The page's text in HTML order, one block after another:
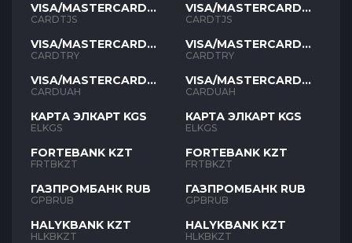
VISA/MASTERCARD
TJS
CARDTJS
VISA/MASTERCARD
TYR
CARDTRY
VISA/MASTERCARD
UAH
CARDUAH
КАРТА ЭЛКАРТ KGS
ELKGS
FORTEBANK KZT
FRTBKZT
ГАЗПРОМБАНК RUB
GPBRUB
HALYKBANK KZT
HLKBKZT
VISA/MASTERCARD
TJS
CARDTJS
VISA/MASTERCARD
TYR
CARDTRY
VISA/MASTERCARD
UAH
CARDUAH
КАРТА ЭЛКАРТ KGS
ELKGS
FORTEBANK KZT
FRTBKZT
ГАЗПРОМБАНК RUB
GPBRUB
HALYKBANK KZT
HLKBKZT